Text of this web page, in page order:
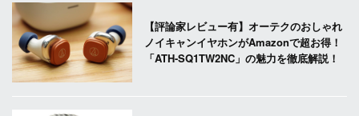
【評論家レビュー有】オーテクのおしゃれ
ノイキャンイヤホンがAmazonで超お得！
「ATH-SQ1TW2NC」の魅力を徹底解説！